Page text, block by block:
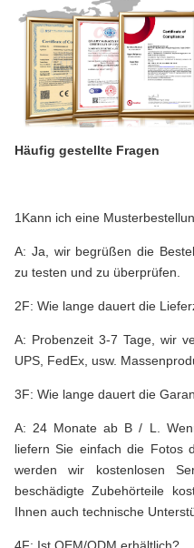
Häufig gestellte Fragen
1Kann ich eine
A: Ja, wir begrüßen die
zu testen und zu überprüfen.
2F: Wie lange dauert die
A: Probenzeit 3-7 Tage, wir
UPS, FedEx, usw.
3F: Wie lange dauert die
A: 24 Monate ab B / L.
liefern Sie einfach die Fotos
werden wir kostenlosen
beschädigte Zubehörteile
Ihnen auch technische
4F: Ist OEM/ODM erhältlich?